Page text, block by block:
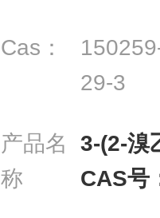
Cas：
29-3
产品名
称
3-(2-溴
CAS号